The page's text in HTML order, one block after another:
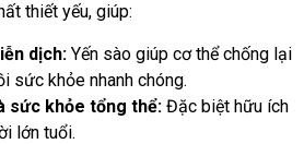
thiết yếu, giúp:
dịch: Yến sào giúp cơ thể chống lại
sức khỏe nhanh chóng.
sức khỏe tổng thể: Đặc biệt hữu ích
lớn tuổi.